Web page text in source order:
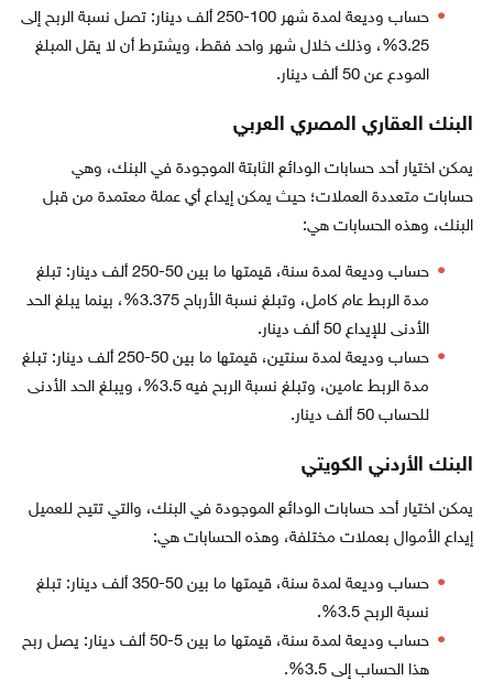
حساب وديعة لمدة شهر 100-250 ألف دينار: تصل نسبة الربح إلى
3.25%، وذلك خلال شهر واحد فقط، ويشترط أن لا يقل المبلغ
المودع عن 50 ألف دينار.
البنك العقاري المصري العربي
يمكن اختيار أحد حسابات الودائع الثابتة الموجودة في البنك، وهي
حسابات متعددة العملات؛ حيث يمكن إيداع أي عملة معتمدة من قبل
البنك، وهذه الحسابات هي:
حساب وديعة لمدة سنة، قيمتها ما بين 50-250 ألف دينار: تبلغ
مدة الربط عام كامل، وتبلغ نسبة الأرباح 3.375%، بينما يبلغ الحد
الأدنى للإيداع 50 ألف دينار.
حساب وديعة لمدة سنتين، قيمتها ما بين 50-250 ألف دينار: تبلغ
مدة الربط عامين، وتبلغ نسبة الربح فيه 3.5%، ويبلغ الحد الأدنى
للحساب 50 ألف دينار.
البنك الأردني الكويتي
يمكن اختيار أحد حسابات الودائع الموجودة في البنك، والتي تتيح للعميل
إيداع الأموال بعملات مختلفة، وهذه الحسابات هي:
حساب وديعة لمدة سنة، قيمتها ما بين 50-350 ألف دينار: تبلغ
نسبة الربح 3.5%.
حساب وديعة لمدة سنة، قيمتها ما بين 5-50 ألف دينار: يصل ربح
هذا الحساب إلى 3.5%.